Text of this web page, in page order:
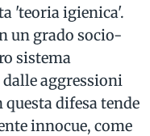
'teoria igienica'.
un grado socio-
sistema
aggressioni
difesa tende
innocue, come